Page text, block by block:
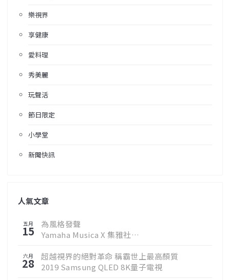
樂視界
享健康
愛料理
秀美麗
玩聲活
節日限定
小學堂
新聞快訊
人氣文章
五月
15
為風格發聲
Yamaha Musica X 集雅社
六月
28
超越視界的絕對革命 稱霸世上最高顏質
2019 Samsung QLED 8K量子電視